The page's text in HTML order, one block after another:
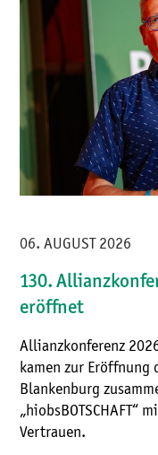
06. AUGUST 2026
130.
eröffnet
Allianzkonferenz
kamen zur Eröffnung
Blankenburg
„hiobsBOTSCHAFT“
Vertrauen.